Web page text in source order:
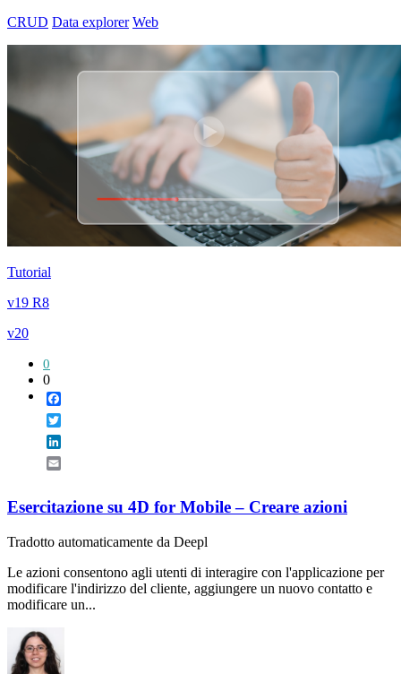
CRUD Data explorer Web
Tutorial
v19 R8
v20
0
0
Esercitazione su 4D for Mobile – Creare azioni
Tradotto automaticamente da Deepl
Le azioni consentono agli utenti di interagire con l'applicazione per
modificare l'indirizzo del cliente, aggiungere un nuovo contatto e
modificare un...